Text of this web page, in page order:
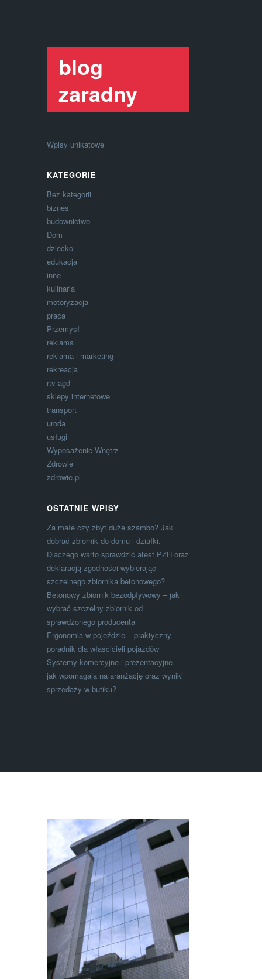
blog
zaradny
Wpisy unikatowe
KATEGORIE
Bez kategorii
biznes
budownictwo
Dom
dziecko
edukacja
inne
kulinaria
motoryzacja
praca
Przemysł
reklama
reklama i marketing
rekreacja
rtv agd
sklepy internetowe
transport
uroda
usługi
Wyposażenie Wnętrz
Zdrowie
zdrowie.pl
OSTATNIE WPISY
Za małe czy zbyt duże szambo? Jak
dobrać zbiornik do domu i działki.
Dlaczego warto sprawdzić atest PZH oraz
deklaracją zgodności wybierając
szczelnego zbiornika betonowego?
Betonowy zbiornik bezodpływowy – jak
wybrać szczelny zbiornik od
sprawdzonego producenta
Ergonomia w pojeździe – praktyczny
poradnik dla właścicieli pojazdów
Systemy komercyjne i prezentacyjne –
jak wpomagają na aranżację oraz wyniki
sprzedaży w butiku?